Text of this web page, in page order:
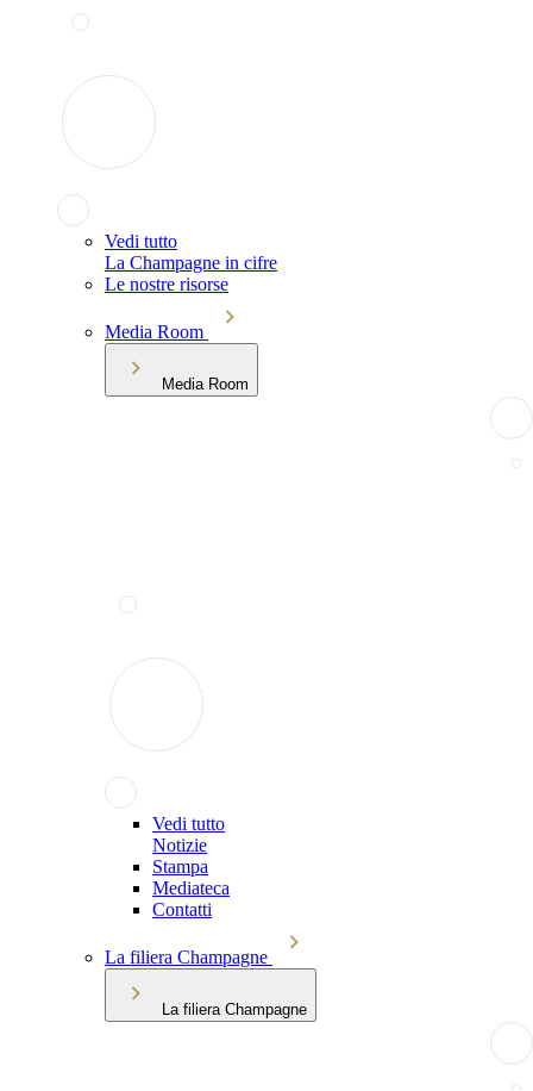
Vedi tutto
La Champagne in cifre
Le nostre risorse
Media Room
Media Room
Vedi tutto
Notizie
Stampa
Mediateca
Contatti
La filiera Champagne
La filiera Champagne